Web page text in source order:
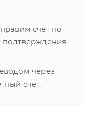
счет по
подтверждения
через
счет.